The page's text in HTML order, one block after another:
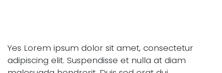
Yes Lorem ipsum dolor sit amet, consectetur
adipiscing elit. Suspendisse et nulla at diam